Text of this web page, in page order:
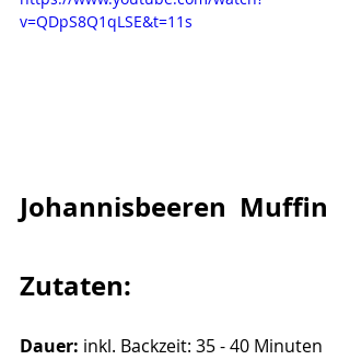
v=QDpS8Q1qLSE&t=11s
Johannisbeeren  Muffin
Zutaten:
Dauer: inkl. Backzeit: 35 - 40 Minuten